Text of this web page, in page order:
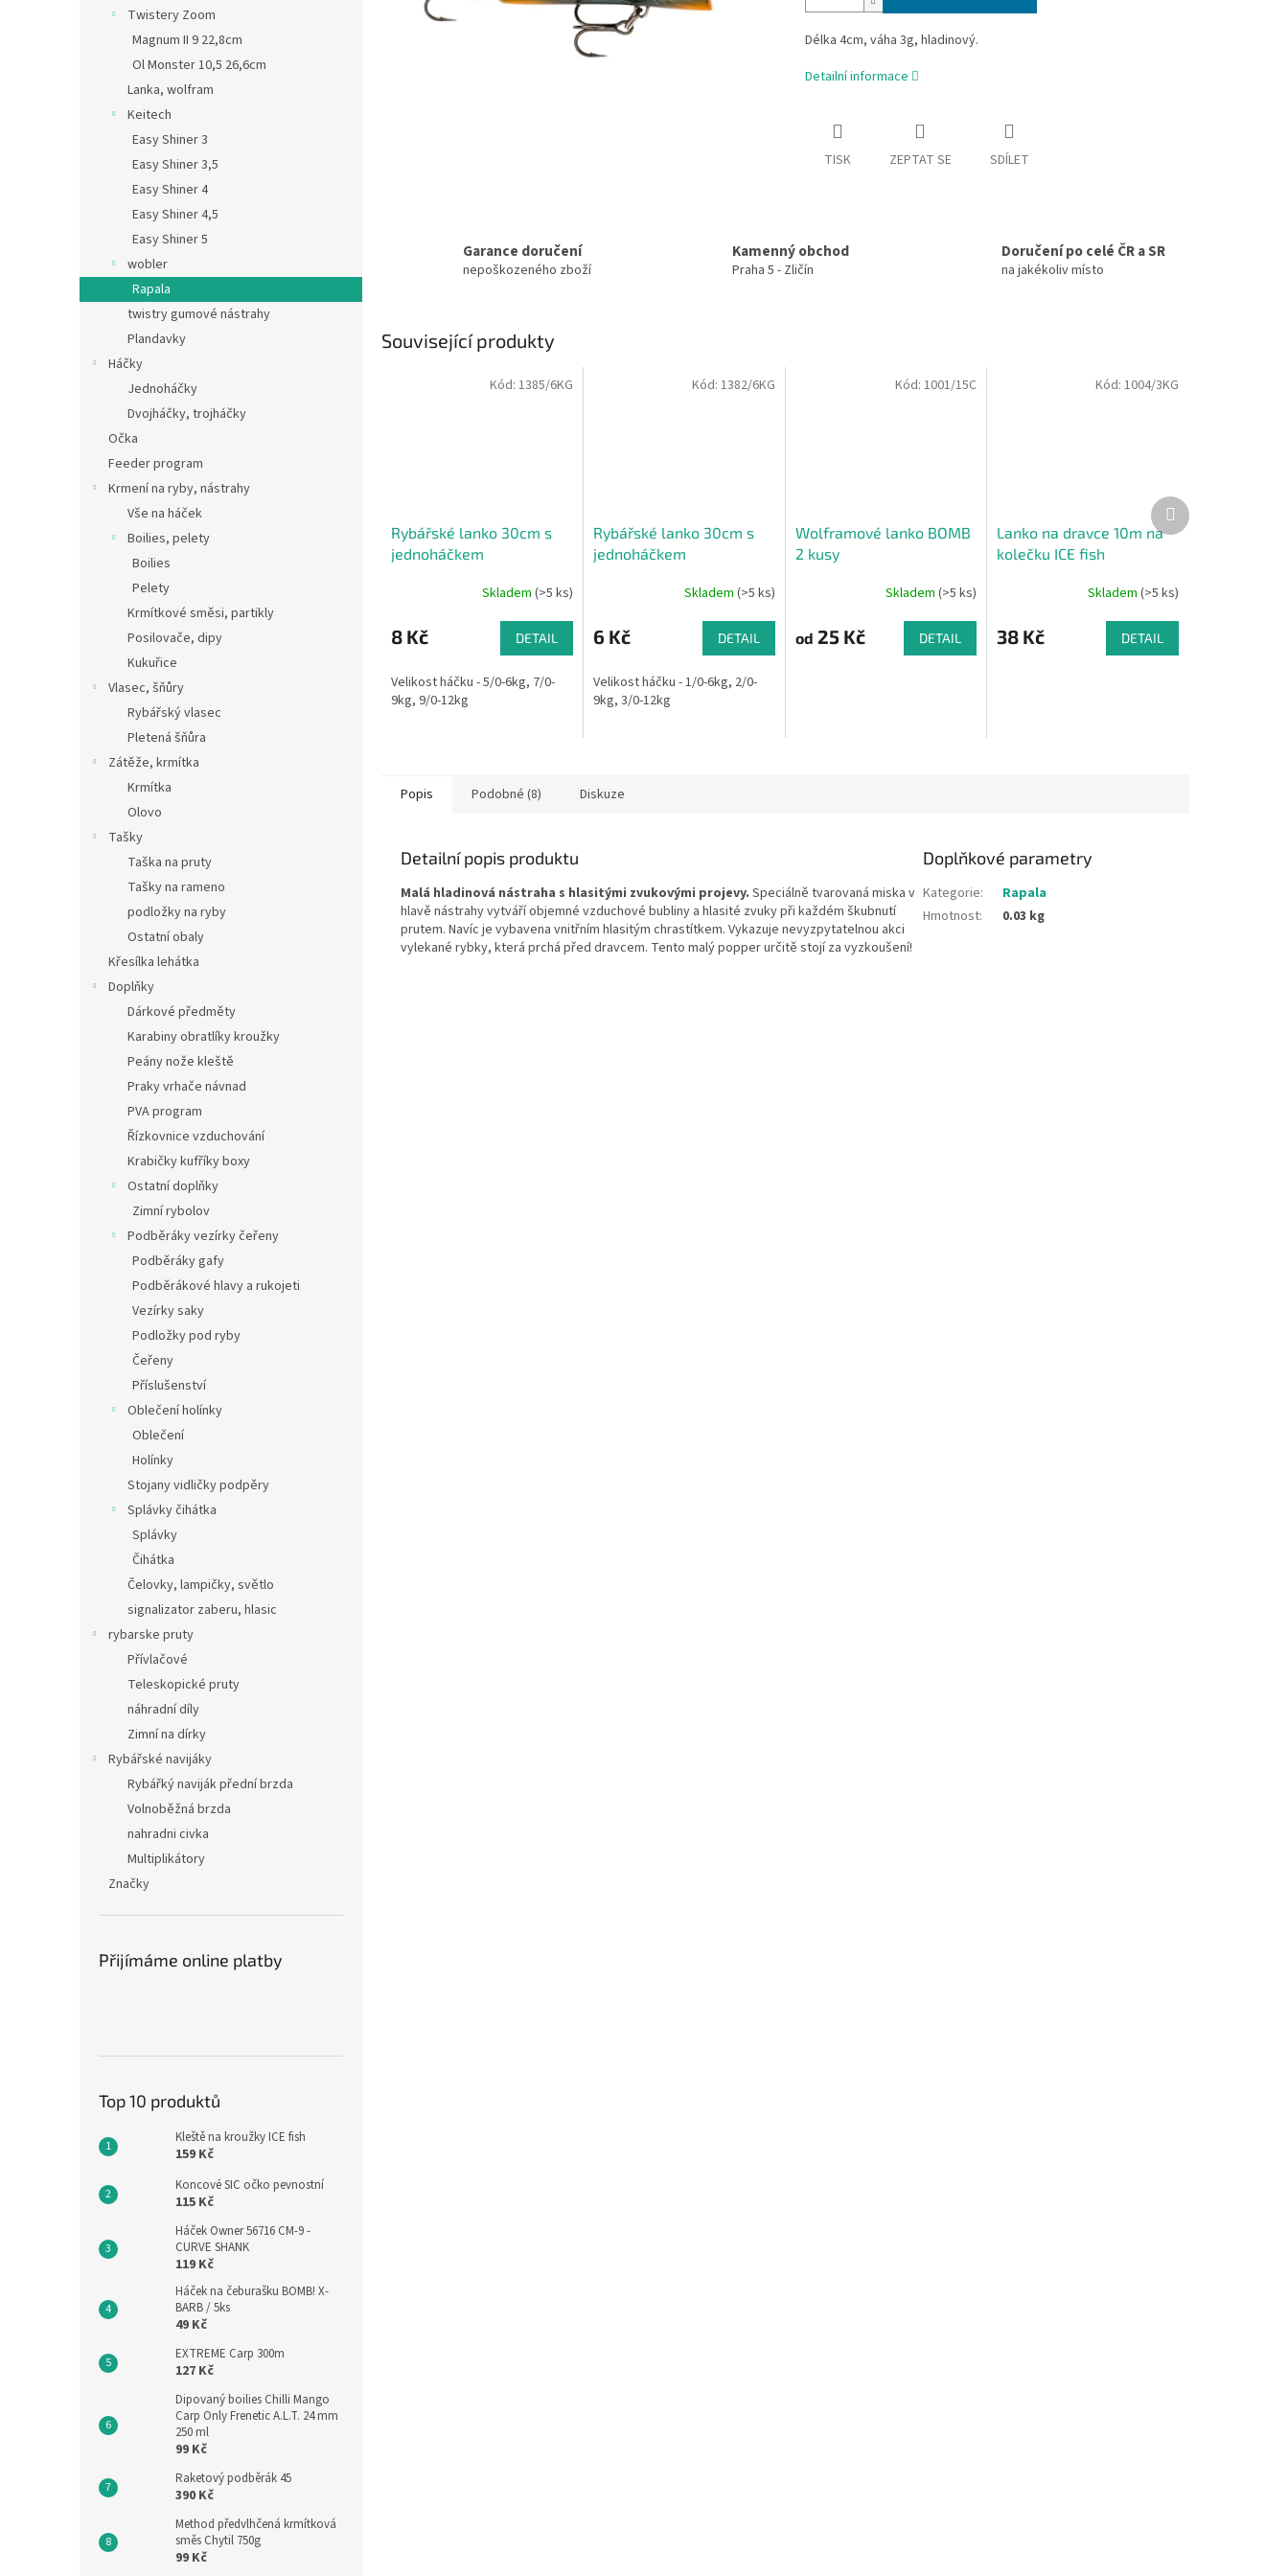
Twistery Zoom
Magnum II 9 22,8cm
Ol Monster 10,5 26,6cm
Lanka, wolfram
Keitech
Easy Shiner 3
Easy Shiner 3,5
Easy Shiner 4
Easy Shiner 4,5
Easy Shiner 5
wobler
Rapala
twistry gumové nástrahy
Plandavky
Háčky
Jednoháčky
Dvojháčky, trojháčky
Očka
Feeder program
Krmení na ryby, nástrahy
Vše na háček
Boilies, pelety
Boilies
Pelety
Krmítkové směsi, partikly
Posilovače, dipy
Kukuřice
Vlasec, šňůry
Rybářský vlasec
Pletená šňůra
Zátěže, krmítka
Krmítka
Olovo
Tašky
Taška na pruty
Tašky na rameno
podložky na ryby
Ostatní obaly
Křesílka lehátka
Doplňky
Dárkové předměty
Karabiny obratlíky kroužky
Peány nože kleště
Praky vrhače návnad
PVA program
Řízkovnice vzduchování
Krabičky kufříky boxy
Ostatní doplňky
Zimní rybolov
Podběráky vezírky čeřeny
Podběráky gafy
Podběrákové hlavy a rukojeti
Vezírky saky
Podložky pod ryby
Čeřeny
Příslušenství
Oblečení holínky
Oblečení
Holínky
Stojany vidličky podpěry
Splávky čihátka
Splávky
Čihátka
Čelovky, lampičky, světlo
signalizator zaberu, hlasic
rybarske pruty
Přívlačové
Teleskopické pruty
náhradní díly
Zimní na dírky
Rybářské navijáky
Rybářký naviják přední brzda
Volnoběžná brzda
nahradni civka
Multiplikátory
Značky
Přijímáme online platby
Top 10 produktů
Kleště na kroužky ICE fish
159 Kč
Koncové SIC očko pevnostní
115 Kč
Háček Owner 56716 CM-9 -
CURVE SHANK
119 Kč
Háček na čeburašku BOMB! X-
BARB / 5ks
49 Kč
EXTREME Carp 300m
127 Kč
Dipovaný boilies Chilli Mango
Carp Only Frenetic A.L.T. 24 mm
250 ml
99 Kč
Raketový podběrák 45
390 Kč
Method předvlhčená krmítková
směs Chytil 750g
99 Kč
Délka 4cm, váha 3g, hladinový.
Detailní informace
TISK ZEPTAT SE SDÍLET
Garance doručení
nepoškozeného zboží
Kamenný obchod
Praha 5 - Zličín
Doručení po celé ČR a SR
na jakékoliv místo
Související produkty
Rybářské lanko 30cm s
jednoháčkem
Skladem (>5 ks)
8 Kč DETAIL
Velikost háčku - 5/0-6kg, 7/0-
9kg, 9/0-12kg
Kód: 1385/6KG
Rybářské lanko 30cm s
jednoháčkem
Skladem (>5 ks)
6 Kč DETAIL
Velikost háčku - 1/0-6kg, 2/0-
9kg, 3/0-12kg
Kód: 1382/6KG
Wolframové lanko BOMB
2 kusy
Skladem(>5 ks)
od 25 Kč DETAIL
Kód:1001/15C
Lanko na dravce 10m na
kolečku ICE fish
Skladem (>5 ks)
38 Kč DETAIL
Kód: 1004/3KG
Další
produkt
Popis Podobné (8) Diskuze
Detailní popis produktu
Malá hladinová nástraha s hlasitými zvukovými projevy. Speciálně tvarovaná miska v
hlavě nástrahy vytváří objemné vzduchové bubliny a hlasité zvuky při každém škubnutí
prutem. Navíc je vybavena vnitřním hlasitým chrastítkem. Vykazuje nevyzpytatelnou akci
vylekané rybky, která prchá před dravcem. Tento malý popper určitě stojí za vyzkoušení!
Doplňkové parametry
Kategorie:
Rapala
Hmotnost: 0.03 kg